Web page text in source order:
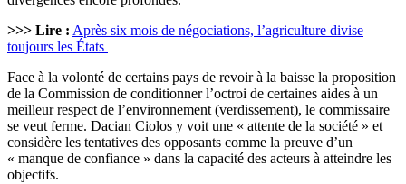
>>> Lire : Après six mois de négociations, l’agriculture divise
toujours les États
Face à la volonté de certains pays de revoir à la baisse la proposition
de la Commission de conditionner l’octroi de certaines aides à un
meilleur respect de l’environnement (verdissement), le commissaire
se veut ferme. Dacian Ciolos y voit une « attente de la société » et
considère les tentatives des opposants comme la preuve d’un
« manque de confiance » dans la capacité des acteurs à atteindre les
objectifs.